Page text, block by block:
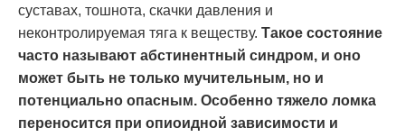
суставах, тошнота, скачки давления и
неконтролируемая тяга к веществу. Такое состояние
часто называют абстинентный синдром, и оно
может быть не только мучительным, но и
потенциально опасным. Особенно тяжело ломка
переносится при опиоидной зависимости и